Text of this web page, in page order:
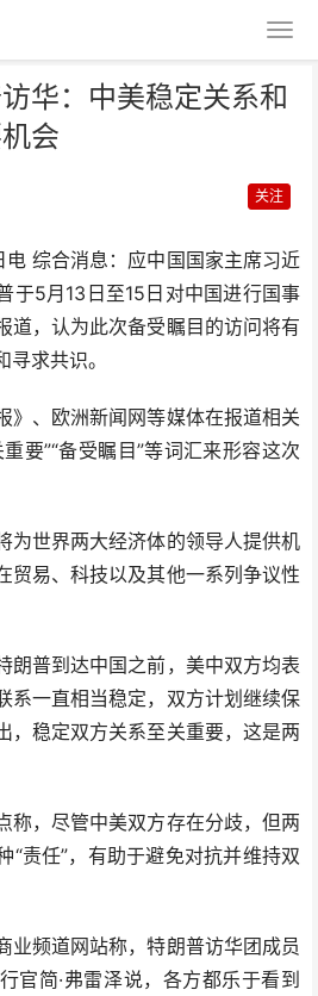
华：中美稳定关系和
会
关注
综合消息：应中国国家主席习近
于5月13日至15日对中国进行国事
道，认为此次备受瞩目的访问将有
求共识。
、欧洲新闻网等媒体在报道相关
要”“备受瞩目”等词汇来形容这次
世界两大经济体的领导人提供机
贸易、科技以及其他一系列争议性
普到达中国之前，美中双方均表
系一直相当稳定，双方计划继续保
，稳定双方关系至关重要，这是两
，尽管中美双方存在分歧，但两
“责任”，有助于避免对抗并维持双
频道网站称，特朗普访华团成员
官简·弗雷泽说，各方都乐于看到
：中美稳定关
机会